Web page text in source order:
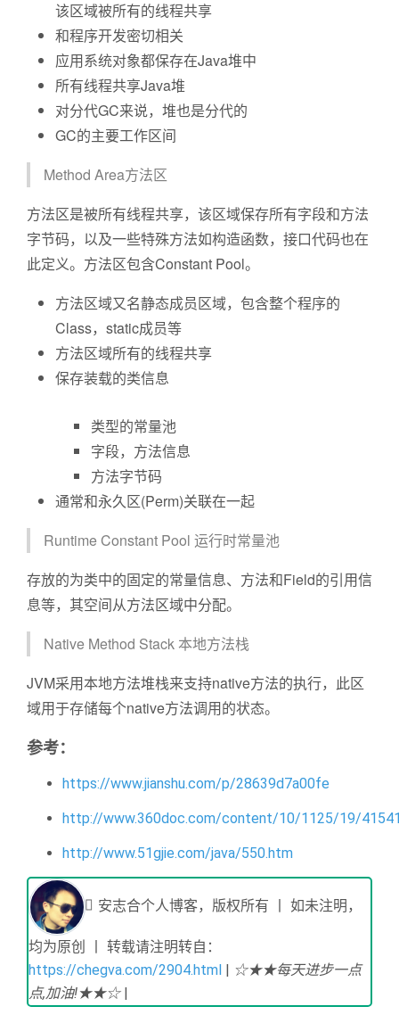
该区域被所有的线程共享
和程序开发密切相关
应用系统对象都保存在Java堆中
所有线程共享Java堆
对分代GC来说，堆也是分代的
GC的主要工作区间
Method Area方法区
方法区是被所有线程共享，该区域保存所有字段和方法
字节码，以及一些特殊方法如构造函数，接口代码也在
此定义。方法区包含Constant Pool。
方法区域又名静态成员区域，包含整个程序的
Class，static成员等
方法区域所有的线程共享
保存装载的类信息
类型的常量池
字段，方法信息
方法字节码
通常和永久区(Perm)关联在一起
Runtime Constant Pool 运行时常量池
存放的为类中的固定的常量信息、方法和Field的引用信
息等，其空间从方法区域中分配。
Native Method Stack 本地方法栈
JVM采用本地方法堆栈来支持native方法的执行，此区
域用于存储每个native方法调用的状态。
参考：
https://www.jianshu.com/p/28639d7a00fe
http://www.360doc.com/content/10/1125/19/
http://www.51gjie.com/java/550.htm
安志合个人博客，版权所有 丨 如未注明，
均为原创 丨 转载请注明转自：
https://chegva.com/2904.html | ☆★★每天进步一点
点,加油!★★☆|